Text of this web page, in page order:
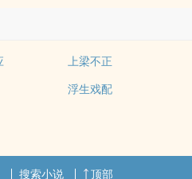
上梁不正
浮生戏配
搜索小说 顶部